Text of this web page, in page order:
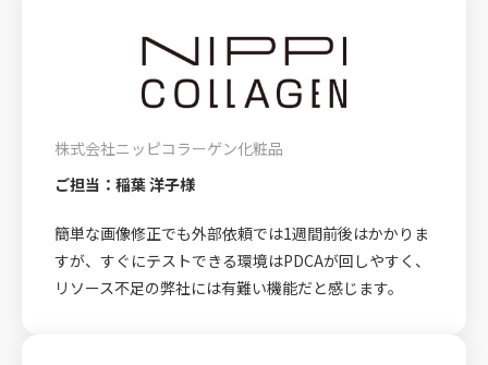
株式会社ニッピコラーゲン化粧品
ご担当：稲葉 洋子様
簡単な画像修正でも外部依頼では1週間前後はかかりま
すが、すぐにテストできる環境はPDCAが回しやすく、
リソース不足の弊社には有難い機能だと感じます。